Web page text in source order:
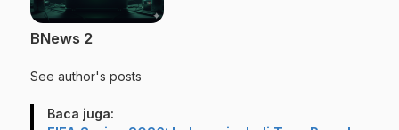
BNews 2
See author's posts
Baca juga: